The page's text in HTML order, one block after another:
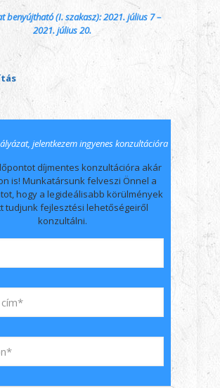
benyújtható (I. szakasz): 2021. július 7 –
2021. július 20.
jelentkezem ingyenes konzultációra
díjmentes konzultációra akár
is! Munkatársunk felveszi Önnel a
hogy a legideálisabb körülmények
tudjunk fejlesztési lehetőségeiről
konzultálni.